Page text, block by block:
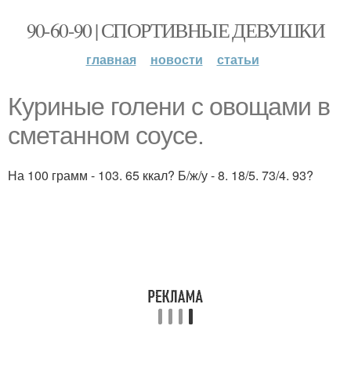
90-60-90 | СПОРТИВНЫЕ ДЕВУШКИ
главная новости статьи
Куриные голени с овощами в
сметанном соусе.
На 100 грамм - 103. 65 ккал? Б/ж/у - 8. 18/5. 73/4. 93?